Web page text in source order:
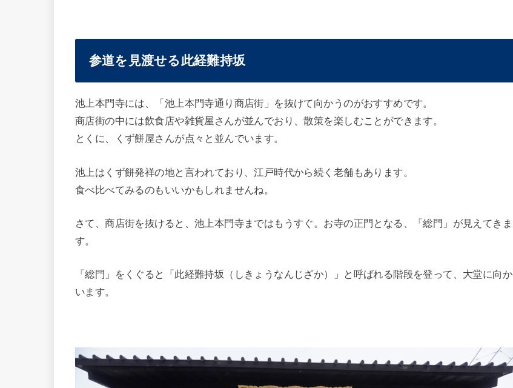
参道を見渡せる此経難持坂
池上本門寺には、「池上本門寺通り商店街」を抜けて向かうのがおすすめです。
商店街の中には飲食店や雑貨屋さんが並んでおり、散策を楽しむことができます。
とくに、くず餅屋さんが点々と並んでいます。
池上はくず餅発祥の地と言われており、江戸時代から続く老舗もあります。
食べ比べてみるのもいいかもしれませんね。
さて、商店街を抜けると、池上本門寺まではもうすぐ。お寺の正門となる、「総門」が見えてきま
す。
「総門」をくぐると「此経難持坂（しきょうなんじざか）」と呼ばれる階段を登って、大堂に向か
います。